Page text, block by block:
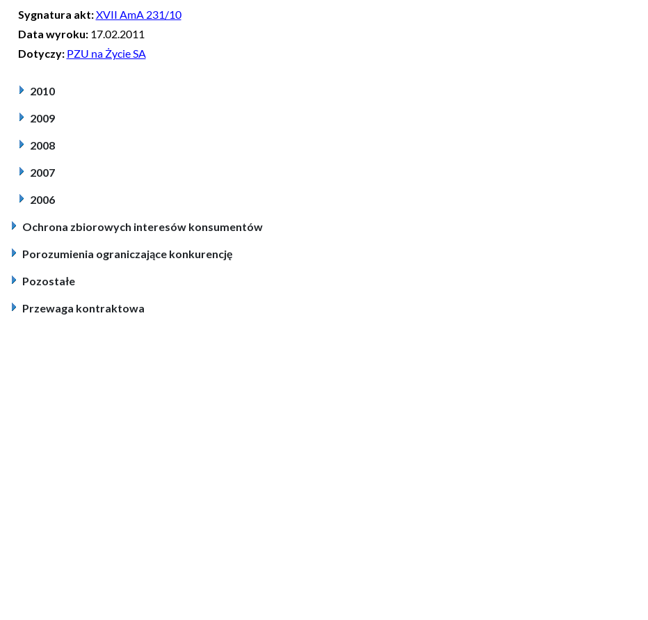
Sygnatura akt:XVII AmA 231/10
Data wyroku: 17.02.2011
Dotyczy: PZU na Życie SA
2010
2009
2008
2007
2006
Ochrona zbiorowych interesów konsumentów
Porozumienia ograniczające konkurencję
Pozostałe
Przewaga kontraktowa